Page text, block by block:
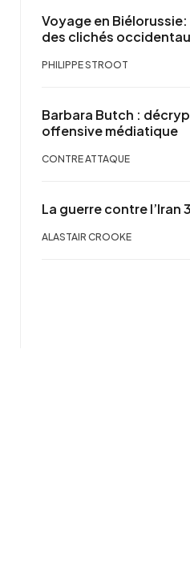
Voyage en
des clichés
PHILIPPE STROOT
Barbara Butch :
offensive médiatique
CONTRE ATTAQUE
La guerre contre l’Iran
ALASTAIR CROOKE